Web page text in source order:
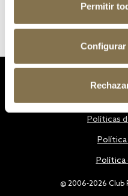
Permitir
Configurar
@ 2006-2026 Club
Políticas
Política